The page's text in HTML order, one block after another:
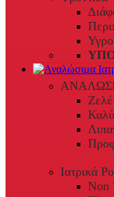
Ιατρικά
Non